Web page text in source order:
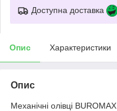
Доступна доставка
Опис Характеристики
Опис
Механічні олівці